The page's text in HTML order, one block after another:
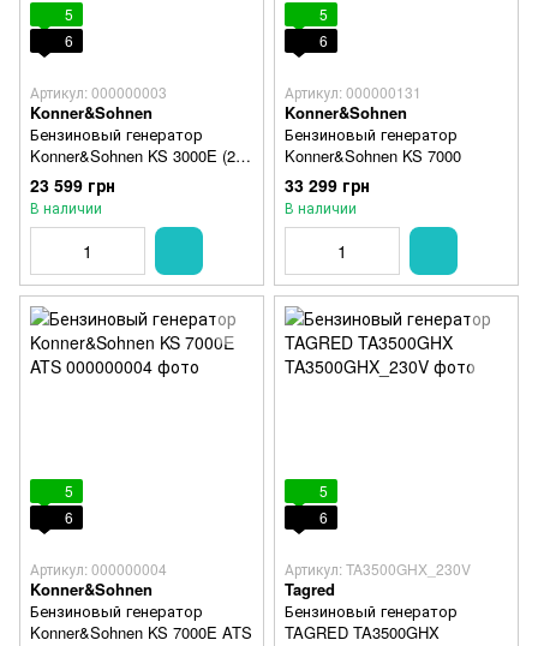
5
6
Артикул: 000000003
Konner&Sohnen
Бензиновый генератор
Konner&Sohnen KS 3000E (2,6
кВт)
23 599 грн
В наличии
5
6
Артикул: 000000131
Konner&Sohnen
Бензиновый генератор
Konner&Sohnen KS 7000
33 299 грн
В наличии
5
6
Артикул: 000000004
Konner&Sohnen
Бензиновый генератор
Konner&Sohnen KS 7000E ATS
5
6
Артикул: TA3500GHX_230V
Tagred
Бензиновый генератор
TAGRED TA3500GHX